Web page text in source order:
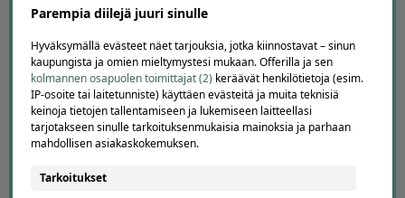
APUA JA NEUVOJA
Asiakaspalvelu
Parempia diilejä juuri sinulle
Hyväksymällä evästeet näet tarjouksia, jotka kiinnostavat – sinun
kaupungista ja omien mieltymystesi mukaan. Offerilla ja sen
kolmannen osapuolen toimittajat (2) keräävät henkilötietoja (esim.
IP-osoite tai laitetunniste) käyttäen evästeitä ja muita teknisiä
keinoja tietojen tallentamiseen ja lukemiseen laitteellasi
tarjotakseen sinulle tarkoituksenmukaisia mainoksia ja parhaan
mahdollisen asiakaskokemuksen.
Tarkoitukset